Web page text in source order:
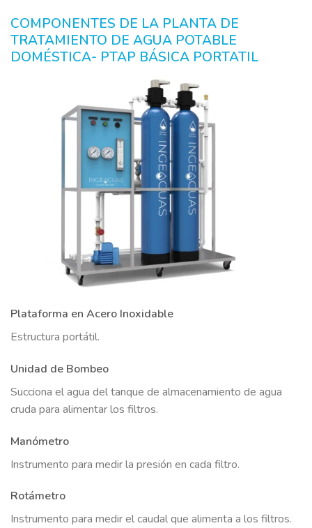
COMPONENTES DE LA PLANTA DE
TRATAMIENTO DE AGUA POTABLE
DOMÉSTICA- PTAP BÁSICA PORTATIL
Plataforma en Acero Inoxidable
Estructura portátil.
Unidad de Bombeo
Succiona el agua del tanque de almacenamiento de agua
cruda para alimentar los filtros.
Manómetro
Instrumento para medir la presión en cada filtro.
Rotámetro
Instrumento para medir el caudal que alimenta a los filtros.